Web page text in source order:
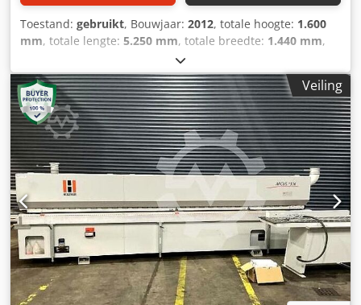
Toestand: gebruikt, Bouwjaar: 2012, totale hoogte: 1.600
mm, totale lengte: 5.250 mm, totale breedte: 1.440 mm,
Kantenaanlijmmachine HEBROCK AKV 3006 DK F
Smaximale randdikte 3/8 mm Dkjdpfx Ajwnhb Somnsr
min/max. werkstukdikte 10/40 mm min. werkstuklengte ca.
200 mm min. werkstukbreedte ca. 80 mm
voedingssnelheid ongeveer 10 m/min. klaar in ongeveer 6
minuten. maximaal opgenomen vermogen 12 kW
elektrische aansluiting 400 V / 3 Ph / 50 Hz Voorfrees
Lijmunit Drukrol Kapzaag Freesunit Freesunit
Hoekafronding Radiusschraper Vlakschraper Poetssunit
Afmetingen (lengte x breedte x hoogte) 5250x1445x1600
mm, gewicht 1550kg. - Bouwjaar: 2012 - Documentatie
aanwezig: Nee - CE certificaat aanwezig: Nee -
Transportafmetingen: 5250mm x 1445mm x 1600mm (l x b
x h) Financiële informatie BTW: De getoonde prijs is
exclusief BTW BTW/marge: BTW verrekenbaar voor
Veiling